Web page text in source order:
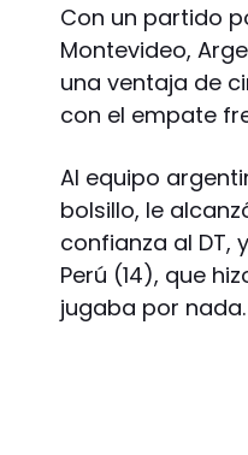
Con un partido
Montevideo,
una ventaja de
con el empate
Al equipo
bolsillo, le
confianza al DT,
Perú (14), que
jugaba por nada.